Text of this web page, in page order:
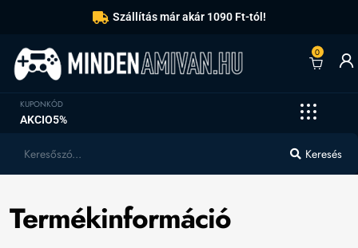
Szállítás már akár 1090 Ft-tól!
0
KUPONKÓD
AKCIO5%
Keresés
Termékinformáció